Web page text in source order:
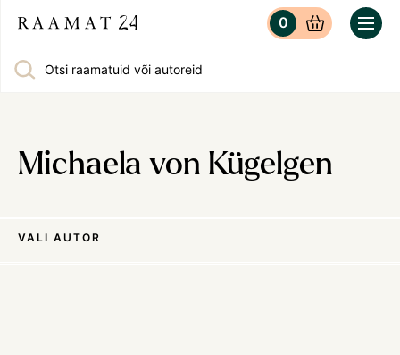
Otsi raamatuid või autoreid
0
Michaela von Kügelgen
VALI AUTOR